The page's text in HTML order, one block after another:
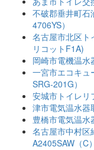
不破郡垂井町石
4706YS）
名古屋市北区
リコットF1A)
岡崎市電機温水
一宮市エコキュ
SRG-201G）
安城市トイレリ
津市電気温水器
豊橋市電気温水
名古屋市中村区
A2405SAW（C